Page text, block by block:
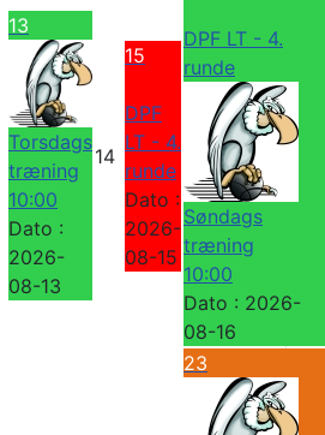
13
Torsdags
træning
10:00
Dato :
2026-
08-13
14
15
DPF
LT - 4.
runde
Dato :
2026-
08-15
DPF LT - 4.
runde
Søndags
træning
10:00
Dato : 2026-
08-16
23